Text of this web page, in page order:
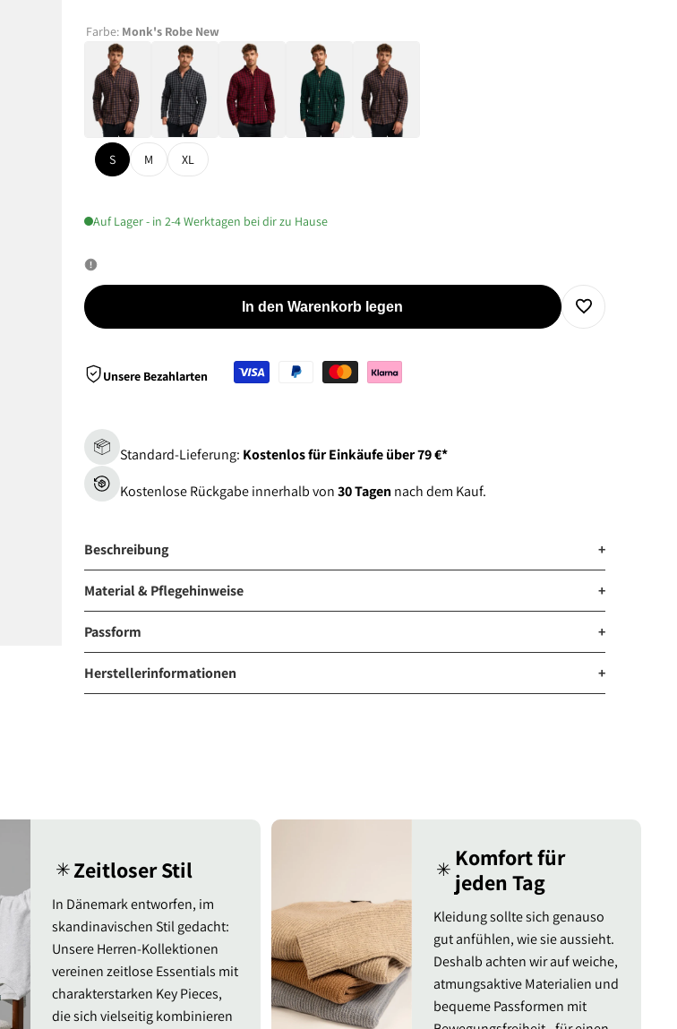
Farbe: Monk's Robe New
S M XL
Auf Lager - in 2-4 Werktagen bei dir zu Hause
In den Warenkorb legen
Zur
Unsere Bezahlarten
Standard-Lieferung: Kostenlos für Einkäufe über 79 €*
Kostenlose Rückgabe innerhalb von30 Tagennach dem Kauf.
Beschreibung +
Material & Pflegehinweise +
Passform +
Herstellerinformationen +
✳︎Zeitloser Stil
In Dänemark entworfen, im
skandinavischen Stil gedacht:
Unsere Herren-Kollektionen
vereinen zeitlose Essentials mit
charakterstarken Key Pieces,
die sich vielseitig kombinieren
✳︎ Komfort für
jeden Tag
Kleidung sollte sich genauso
gut anfühlen, wie sie aussieht.
Deshalb achten wir auf weiche,
atmungsaktive Materialien und
bequeme Passformen mit